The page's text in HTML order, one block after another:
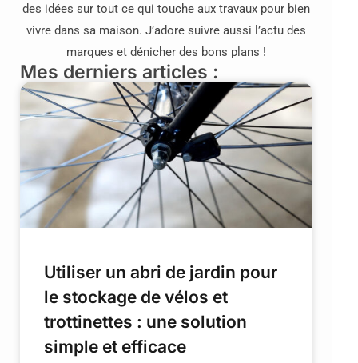
des idées sur tout ce qui touche aux travaux pour bien
vivre dans sa maison. J’adore suivre aussi l’actu des
marques et dénicher des bons plans !
Mes derniers articles :
Utiliser un abri de jardin pour
le stockage de vélos et
trottinettes : une solution
simple et efficace